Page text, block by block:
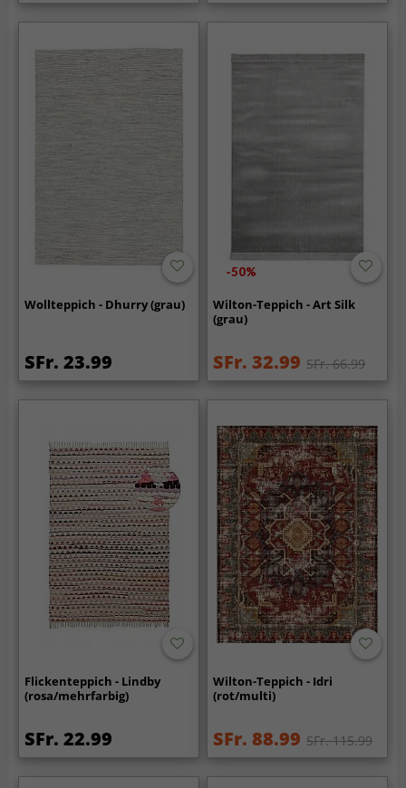
Wollteppich - Dhurry (grau)
SFr. 23.99
-50%
Wilton-Teppich - Art Silk
(grau)
SFr. 32.99 SFr. 66.99
Flickenteppich - Lindby
(rosa/mehrfarbig)
SFr. 22.99
Wilton-Teppich - Idri
(rot/multi)
SFr. 88.99 SFr. 115.99